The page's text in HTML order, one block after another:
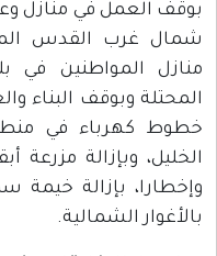
بوقف العمل في منازل
شمال غرب القدس
منازل المواطنين في
المحتلة وبوقف البناء
خطوط كهرباء في
الخليل، وبإزالة مزرعة
وإخطارا، بإزالة خيمة
بالأغوار الشمالية.